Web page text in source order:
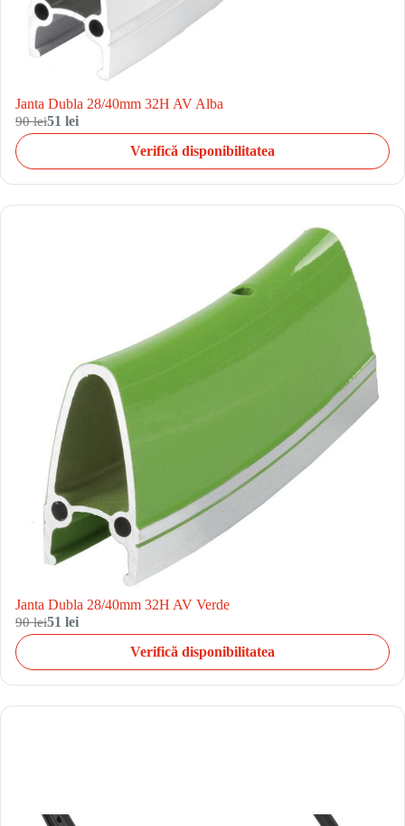
Janta Dubla 28/40mm 32H AV Alba
90 lei51 lei
Verifică disponibilitatea
Janta Dubla 28/40mm 32H AV Verde
90 lei51 lei
Verifică disponibilitatea